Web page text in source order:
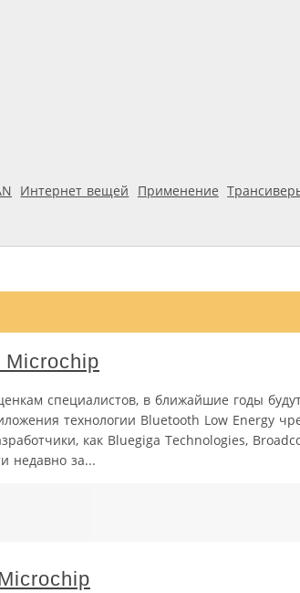
Интернет вещей Применение
специалистов, в ближайшие годы
технологии Bluetooth Low Energy
как Bluegiga Technologies,
недавно за...